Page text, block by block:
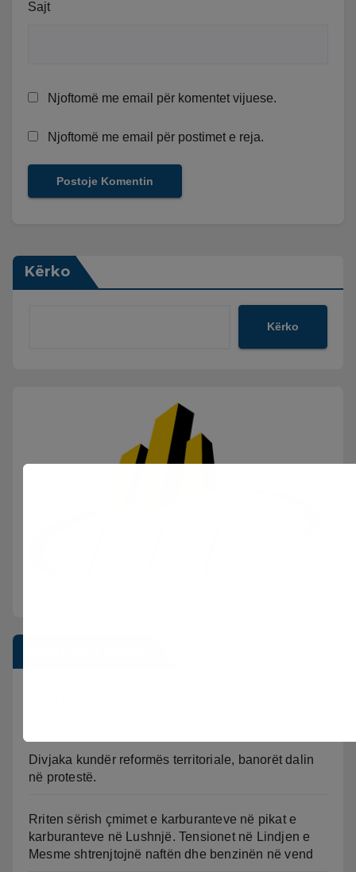
Sajt
Njoftomë me email për komentet vijuese.
Njoftomë me email për postimet e reja.
Kërko
Kërko
Divjaka kundër reformës territoriale, banorët dalin
në protestë.
Rriten sërish çmimet e karburanteve në pikat e
karburanteve në Lushnjë. Tensionet në Lindjen e
Mesme shtrenjtojnë naftën dhe benzinën në vend